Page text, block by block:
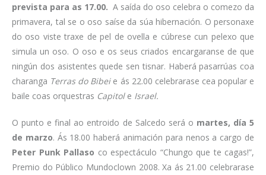
prevista para as 17.00. A saída do oso celebra o comezo da
primavera, tal se o oso saíse da súa hibernación. O personaxe
do oso viste traxe de pel de ovella e cúbrese cun pelexo que
simula un oso. O oso e os seus criados encargaranse de que
ningún dos asistentes quede sen tisnar. Haberá pasarrúas coa
charanga Terras do Bibeie ás 22.00 celebrarase cea popular e
baile coas orquestras Capitol e Israel.
O punto e final ao entroido de Salcedo será o martes, día 5
de marzo. Ás 18.00 haberá animación para nenos a cargo de
Peter Punk Pallaso co espectáculo “Chungo que te cagas!”,
Premio do Público Mundoclown 2008. Xa ás 21.00 celebrarase